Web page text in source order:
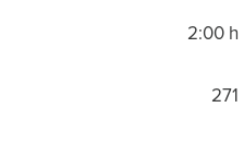
2:00 h
271